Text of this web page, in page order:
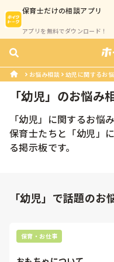
保育士だけの相談アプリ
アプリを無料でダウンロード！
お悩み相談 幼児に関するお
「幼児」のお悩み
「幼児 」に関するお悩
保育士たちと「幼児 」
る掲示板です。
「幼児」で話題のお
保育・お仕事